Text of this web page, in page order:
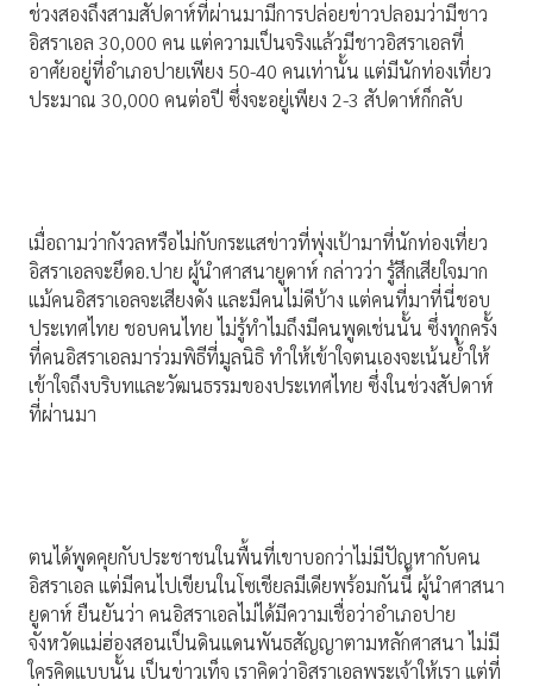
ช่วงสองถึงสามสัปดาห์ที่ผ่านมามีการปล่อยข่าวปลอมว่ามีชาว
อิสราเอล 30,000 คน แต่ความเป็นจริงแล้วมีชาวอิสราเอลที่
อาศัยอยู่ที่อำเภอปายเพียง 50-40 คนเท่านั้น แต่มีนักท่องเที่ยว
ประมาณ 30,000 คนต่อปี ซึ่งจะอยู่เพียง 2-3 สัปดาห์ก็กลับ
เมื่อถามว่ากังวลหรือไม่กับกระแสข่าวที่พุ่งเป้ามาที่นักท่องเที่ยว
อิสราเอลจะยึดอ.ปาย ผู้นำศาสนายูดาห์ กล่าวว่า รู้สึกเสียใจมาก
แม้คนอิสราเอลจะเสียงดัง และมีคนไม่ดีบ้าง แต่คนที่มาที่นี่ชอบ
ประเทศไทย ชอบคนไทย ไม่รู้ทำไมถึงมีคนพูดเช่นนั้น ซึ่งทุกครั้ง
ที่คนอิสราเอลมาร่วมพิธีที่มูลนิธิ ทำให้เข้าใจตนเองจะเน้นย้ำให้
เข้าใจถึงบริบทและวัฒนธรรมของประเทศไทย ซึ่งในช่วงสัปดาห์
ที่ผ่านมา
ตนได้พูดคุยกับประชาชนในพื้นที่เขาบอกว่าไม่มีปัญหากับคน
อิสราเอล แต่มีคนไปเขียนในโซเชียลมีเดียพร้อมกันนี้ ผู้นำศาสนา
ยูดาห์ ยืนยันว่า คนอิสราเอลไม่ได้มีความเชื่อว่าอำเภอปาย
จังหวัดแม่ฮ่องสอนเป็นดินแดนพันธสัญญาตามหลักศาสนา ไม่มี
ใครคิดแบบนั้น เป็นข่าวเท็จ เราคิดว่าอิสราเอลพระเจ้าให้เรา แต่ที่